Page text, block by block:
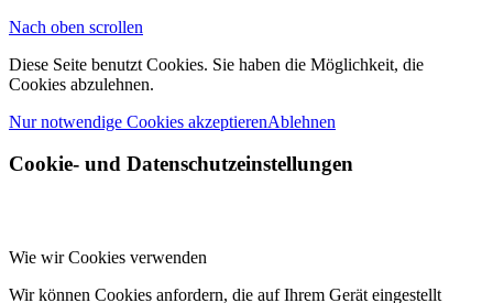
Nach oben scrollen
Diese Seite benutzt Cookies. Sie haben die Möglichkeit, die
Cookies abzulehnen.
Nur notwendige Cookies akzeptierenAblehnen
Cookie- und Datenschutzeinstellungen
Wie wir Cookies verwenden
Wir können Cookies anfordern, die auf Ihrem Gerät eingestellt